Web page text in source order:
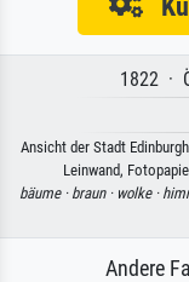
1822 ·
Ansicht der Stadt
Leinwand,
bäume · braun · wolke ·
Andere